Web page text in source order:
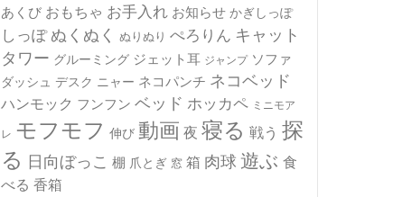
あくび おもちゃ お手入れ お知らせ かぎしっぽ
しっぽ ぬくぬく ぬりぬり ぺろりん キャット
タワー グルーミング ジェット耳 ジャンプ ソファ
ダッシュ デスク ニャー ネコパンチ ネコベッド
ハンモック フンフン ベッド ホッカペ ミニモア
レ モフモフ 伸び 動画 夜 寝る 戦う 探
る 日向ぼっこ 棚 爪とぎ 窓 箱 肉球 遊ぶ 食
べる 香箱